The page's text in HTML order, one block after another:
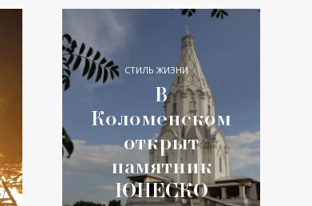
СТИЛЬ ЖИЗНИ
В
Коломенском
открыт
памятник
ЮНЕСКО